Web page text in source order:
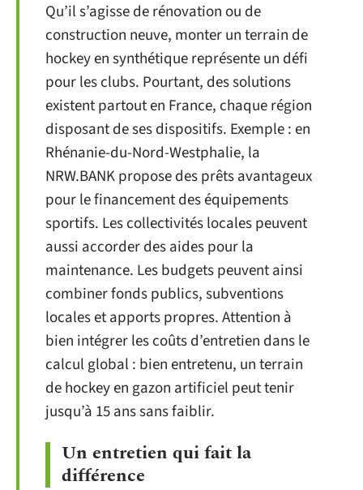
Qu’il s’agisse de rénovation ou de
construction neuve, monter un terrain de
hockey en synthétique représente un défi
pour les clubs. Pourtant, des solutions
existent partout en France, chaque région
disposant de ses dispositifs. Exemple : en
Rhénanie-du-Nord-Westphalie, la
NRW.BANK propose des prêts avantageux
pour le financement des équipements
sportifs. Les collectivités locales peuvent
aussi accorder des aides pour la
maintenance. Les budgets peuvent ainsi
combiner fonds publics, subventions
locales et apports propres. Attention à
bien intégrer les coûts d’entretien dans le
calcul global : bien entretenu, un terrain
de hockey en gazon artificiel peut tenir
jusqu’à 15 ans sans faiblir.
Un entretien qui fait la
différence